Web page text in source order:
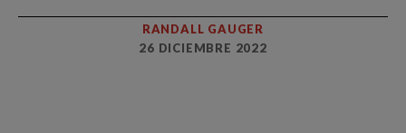
RANDALL GAUGER
26 DICIEMBRE 2022